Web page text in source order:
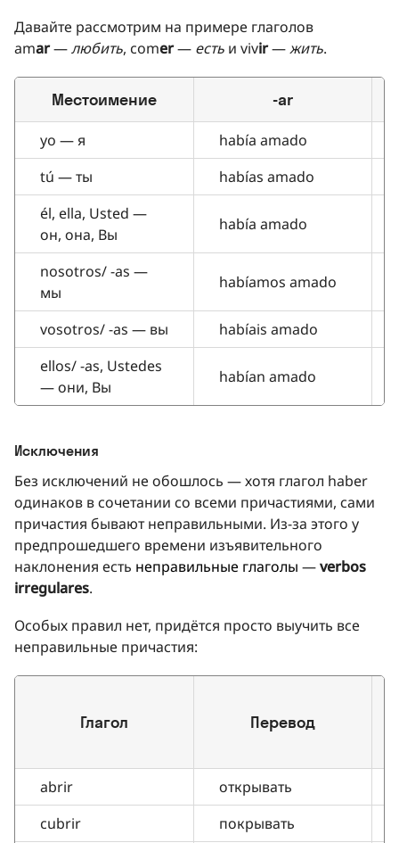
Давайте рассмотрим на примере глаголов
amar—любить, comer— есть и vivir—жить.
Местоимение -ar
yo — я había amado
tú — ты
habías amado
él, ella, Usted —
он, она, Вы
había amado
nosotros/ -as —
мы
habíamos amado
vosotros/ -as — вы habíais amado
ellos/ -as, Ustedes
— они, Вы
habían amado
Исключения
Без исключений не обошлось — хотя глагол haber
одинаков в сочетании со всеми причастиями, сами
причастия бывают неправильными. Из-за этого у
предпрошедшего времени изъявительного
наклонения есть неправильные глаголы —verbos
irregulares.
Особых правил нет, придётся просто выучить все
неправильные причастия:
Глагол Перевод
abrir открывать
cubrir
покрывать